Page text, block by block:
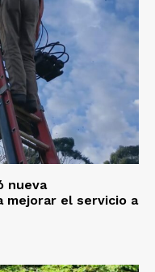
nueva
el servicio a